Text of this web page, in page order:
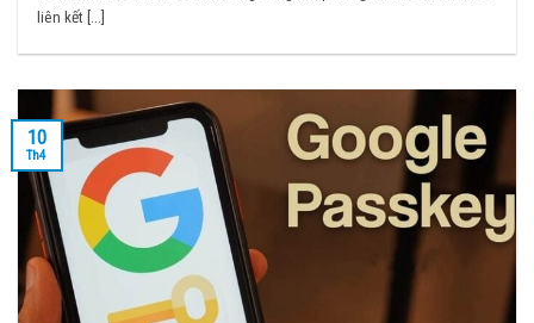
liên kết [...]
10
Th4